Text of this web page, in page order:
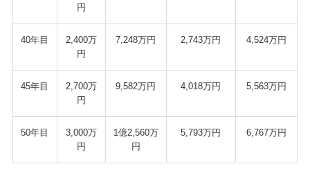
円
40年目
2,400万
円
7,248万円 2,743万円 4,524万円
45年目
2,700万
円
9,582万円 4,018万円 5,563万円
50年目
3,000万
円
1億2,560万
円
5,793万円 6,767万円